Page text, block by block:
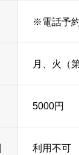
※電話予
月、火（
5000円
利用不可